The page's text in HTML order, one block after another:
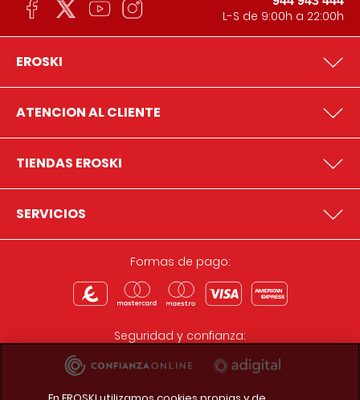
L-S de 9:00h a 22:00h
EROSKI
ATENCION AL CLIENTE
TIENDAS EROSKI
SERVICIOS
Formas de pago:
Seguridad y confianza: